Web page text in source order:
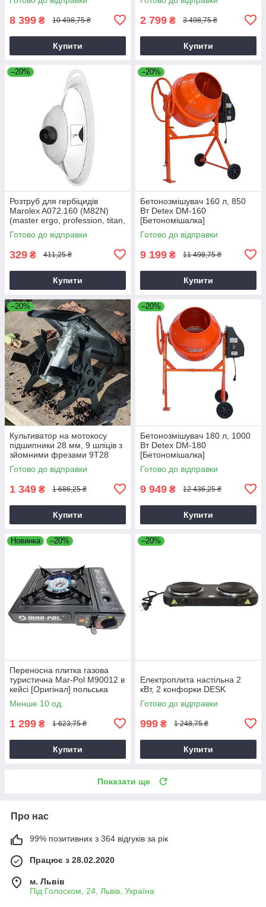
8 399 ₴ 10 498,75 ₴
Купити
2 799 ₴ 3 498,75 ₴
Купити
–20%
Розтруб для гербіцидів
Marolex A072.160 (M82N)
(master ergo, profession, titan,
x-line)
Готово до відправки
329 ₴ 411,25 ₴
Купити
–20%
Бетонозмішувач 160 л, 850
Вт Detex DM-160
[Бетономішалка]
Готово до відправки
9 199 ₴ 11 498,75 ₴
Купити
–20%
Культиватор на мотокосу
підшипники 28 мм, 9 шліців з
зйомними фрезами 9T28
Готово до відправки
1 349 ₴ 1 686,25 ₴
Купити
–20%
Бетонозмішувач 180 л, 1000
Вт Detex DM-180
[Бетономішалка]
Готово до відправки
9 949 ₴ 12 436,25 ₴
Купити
Новинка –20%
Переносна плитка газова
туристична Mar-Pol M90012 в
кейсі [Оригінал] польська
Менше 10 од.
1 299 ₴ 1 623,75 ₴
Купити
–20%
Електроплита настільна 2
кВт, 2 конфорки DESK
Готово до відправки
999 ₴ 1 248,75 ₴
Купити
Показати ще
Про нас
99% позитивних з 364 відгуків за рік
Працює з 28.02.2020
м. Львів
Під Голоском, 24, Львів, Україна